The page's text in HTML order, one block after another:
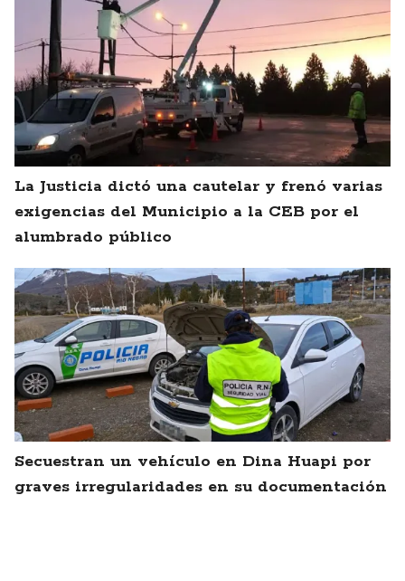
La Justicia dictó una cautelar y frenó varias
exigencias del Municipio a la CEB por el
alumbrado público
Secuestran un vehículo en Dina Huapi por
graves irregularidades en su documentación